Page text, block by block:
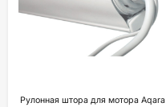
Рулонная штора для мотора Aqara